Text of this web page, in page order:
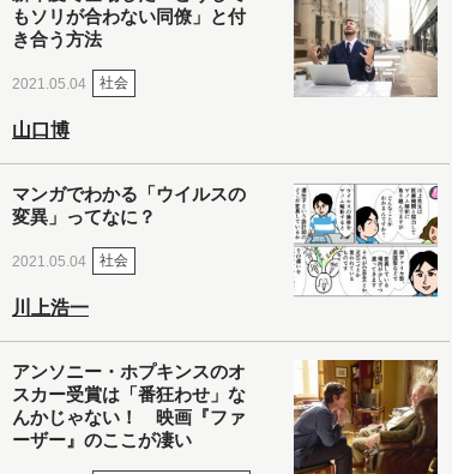
もソリが合わない同僚」と付
き合う方法
2021.05.04 社会
山口博
マンガでわかる「ウイルスの
変異」ってなに？
2021.05.04 社会
川上浩一
アンソニー・ホプキンスのオ
スカー受賞は「番狂わせ」な
んかじゃない！ 映画『ファ
ーザー』のここが凄い